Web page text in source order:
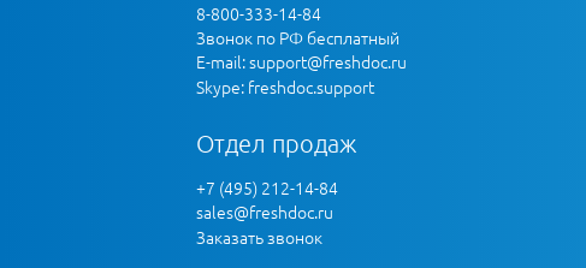
8-800-333-14-84
Звонок по РФ бесплатный
E-mail:support@freshdoc.ru
Skype: freshdoc.support
Отдел продаж
+7 (495) 212-14-84
sales@freshdoc.ru
Заказать звонок